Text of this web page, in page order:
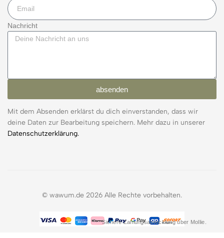
Nachricht
absenden
Mit dem Absenden erklärst du dich einverstanden, dass wir
deine Daten zur Bearbeitung speichern. Mehr dazu in unserer
Datenschutzerklärung.
© wawum.de 2026 Alle Rechte vorbehalten.
Sichere Zahlungsabwicklung über Mollie.